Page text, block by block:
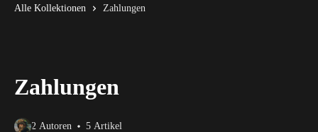
Alle Kollektionen Zahlungen
Zahlungen
2 Autoren 5 Artikel